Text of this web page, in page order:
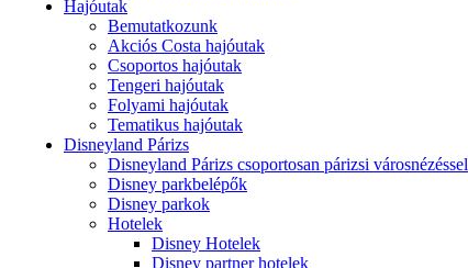
Hajóutak
Bemutatkozunk
Akciós Costa hajóutak
Csoportos hajóutak
Tengeri hajóutak
Folyami hajóutak
Tematikus hajóutak
Disneyland Párizs
Disneyland Párizs csoportosan párizsi városnézéssel
Disney parkbelépők
Disney parkok
Hotelek
Disney Hotelek
Disney partner hotelek